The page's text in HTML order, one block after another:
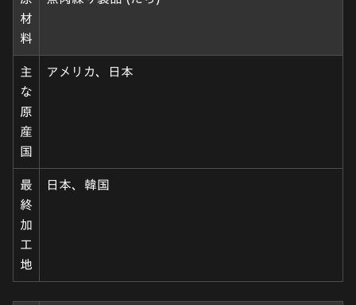
材
料
主
な
原
産
国
アメリカ、日本
最
終
加
工
地
日本、韓国